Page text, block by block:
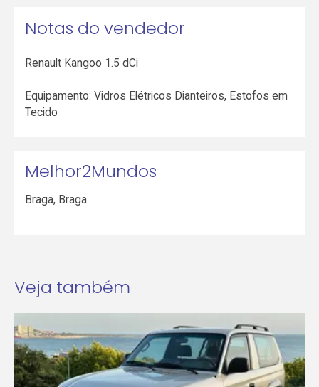
Notas do vendedor
Renault Kangoo 1.5 dCi
Equipamento: Vidros Elétricos Dianteiros, Estofos em
Tecido
Melhor2Mundos
Braga, Braga
Veja também